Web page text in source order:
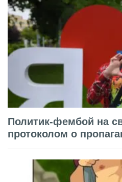
Политик-фембой на
протоколом о